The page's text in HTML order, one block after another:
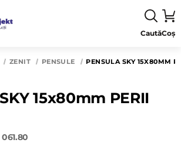
CautăCoș
ZENIT PENSULE PENSULA SKY 15X80MM
15x80mm PERII